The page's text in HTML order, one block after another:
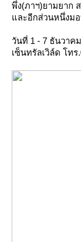
พึ่ง(ภาฯ)ยามยาก
ละอีกส่วนหนึ่งมอ
วันที่ 1 - 7 ธันวาค
เซ็นทรัลเวิล์ด โทร